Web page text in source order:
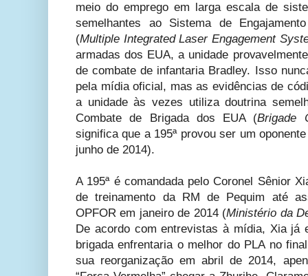
meio do emprego em larga escala de
semelhantes ao Sistema de
(Multiple Integrated Laser Engagement
armadas dos EUA, a unidade
de combate de infantaria Bradley. Isso
pela mídia oficial, mas as evidências de
a unidade às vezes utiliza doutrina
Combate de Brigada dos EUA (Brigade
significa que a 195ª provou ser um
junho de 2014).
A 195ª é comandada pelo Coronel Sênior
de treinamento da RM de Pequim até
OPFOR em janeiro de 2014 (Ministério da
De acordo com entrevistas à mídia, Xia já
brigada enfrentaria o melhor do PLA no
sua reorganização em abril de 2014,